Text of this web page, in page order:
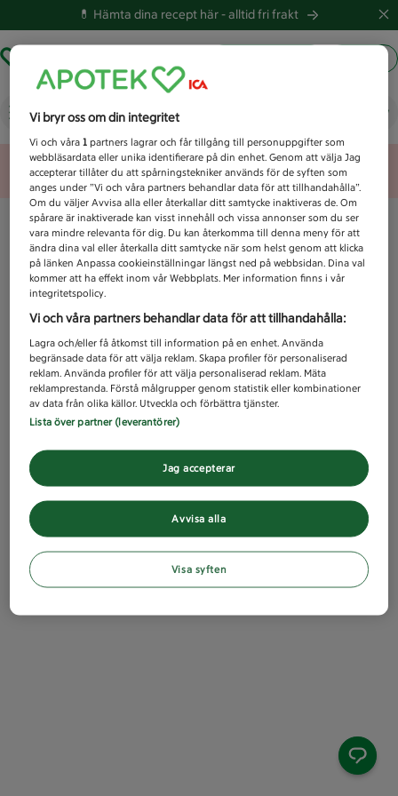
💊 Hämta dina recept här -alltid fri frakt
Vad letar du efter idag?
Unknown error
Vi bryr oss om din integritet
Vi och våra1 partners lagrar och får tillgång till personuppgifter som
webbläsardata eller unika identifierare på din enhet. Genom att välja Jag
accepterar tillåter du att spårningstekniker används för de syften som
anges under ”Vi och våra partners behandlar data för att tillhandahålla”.
Om du väljer Avvisa alla eller återkallar ditt samtycke inaktiveras de. Om
spårare är inaktiverade kan visst innehåll och vissa annonser som du ser
vara mindre relevanta för dig. Du kan återkomma till denna meny för att
ändra dina val eller återkalla ditt samtycke när som helst genom att klicka
på länken Anpassa cookieinställningar längst ned på webbsidan. Dina val
kommer att ha effekt inom vår Webbplats. Mer information finns i vår
integritetspolicy.
Vi och våra partners behandlar data för att tillhandahålla:
Lagra och/eller få åtkomst till information på en enhet. Använda
begränsade data för att välja reklam. Skapa profiler för personaliserad
reklam. Använda profiler för att välja personaliserad reklam. Mäta
reklamprestanda. Förstå målgrupper genom statistik eller kombinationer
av data från olika källor. Utveckla och förbättra tjänster.
Lista över partner (leverantörer)
Avvisa alla
Jag accepterar
Visa syften